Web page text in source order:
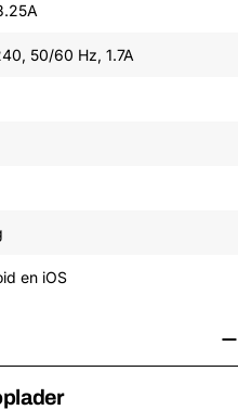
50/60 Hz, 1.7A
en iOS